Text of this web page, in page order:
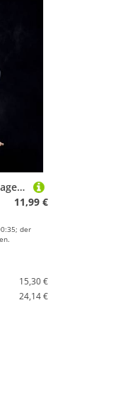
Select Elastische Kniebandage schwarz S
11,99 €
der
15,30 €
24,14 €